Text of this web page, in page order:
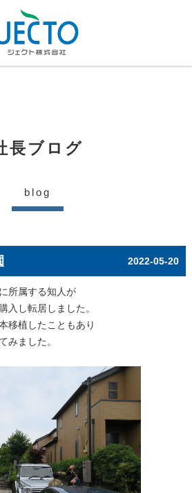
長ブログ
blog
2022-05-20
所属する知人が
入し転居しました。
移植したこともあり
みました。